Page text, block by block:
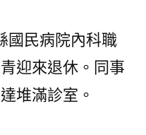
國民病院內科職
迎來退休。同事
堆滿診室。